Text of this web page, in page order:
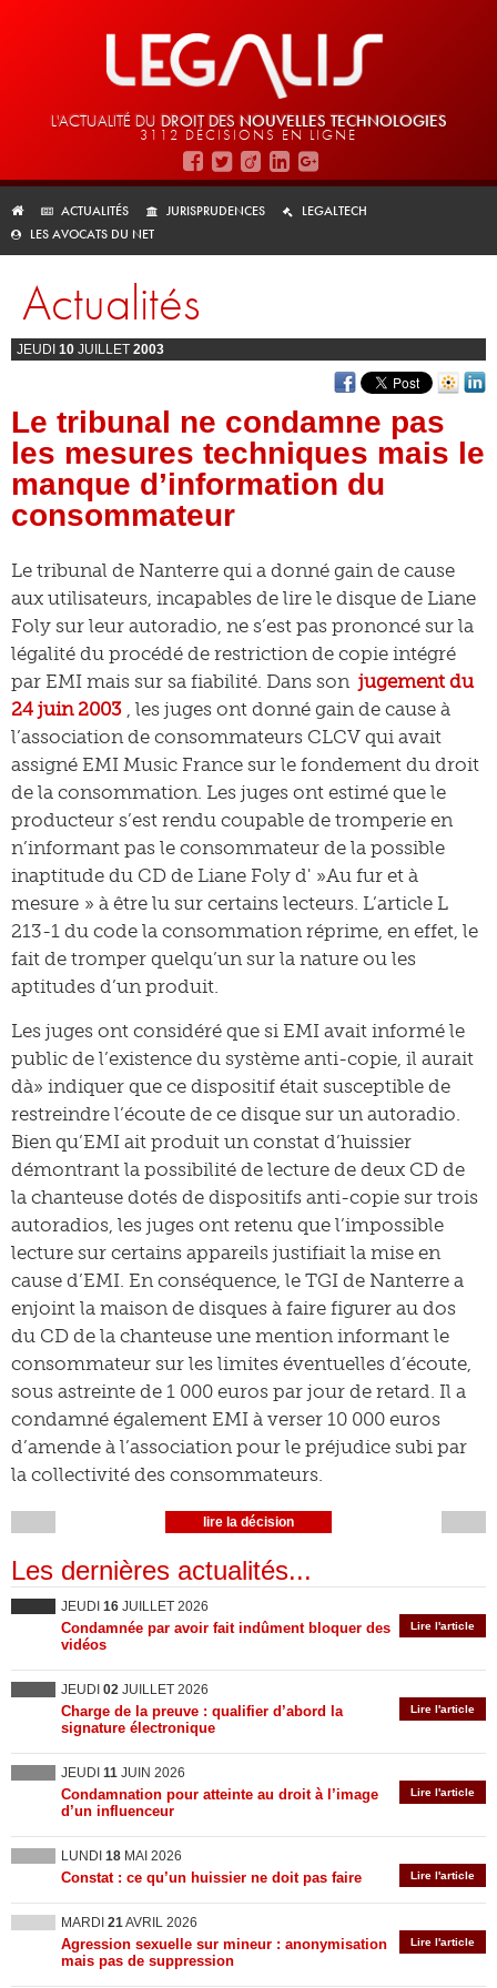
L'ACTUALITÉ DU DROIT DES NOUVELLES TECHNOLOGIES
3112 DÉCISIONS EN LIGNE
ACTUALITÉS JURISPRUDENCES
LEGALTECH
LES AVOCATS DU NET
Actualités
JEUDI 10 JUILLET 2003
Le tribunal ne condamne pas
les mesures techniques mais le
manque d’information du
consommateur
Le tribunal de Nanterre qui a donné gain de cause
aux utilisateurs, incapables de lire le disque de Liane
Foly sur leur autoradio, ne s’est pas prononcé sur la
légalité du procédé de restriction de copie intégré
par EMI mais sur sa fiabilité. Dans son jugement du
24 juin 2003 , les juges ont donné gain de cause à
l’association de consommateurs CLCV qui avait
assigné EMI Music France sur le fondement du droit
de la consommation. Les juges ont estimé que le
producteur s’est rendu coupable de tromperie en
n’informant pas le consommateur de la possible
inaptitude du CD de Liane Foly d' »Au fur et à
mesure » à être lu sur certains lecteurs. L’article L
213-1 du code la consommation réprime, en effet, le
fait de tromper quelqu’un sur la nature ou les
aptitudes d’un produit.
Les juges ont considéré que si EMI avait informé le
public de l’existence du système anti-copie, il aurait
dà» indiquer que ce dispositif était susceptible de
restreindre l’écoute de ce disque sur un autoradio.
Bien qu’EMI ait produit un constat d’huissier
démontrant la possibilité de lecture de deux CD de
la chanteuse dotés de dispositifs anti-copie sur trois
autoradios, les juges ont retenu que l’impossible
lecture sur certains appareils justifiait la mise en
cause d’EMI. En conséquence, le TGI de Nanterre a
enjoint la maison de disques à faire figurer au dos
du CD de la chanteuse une mention informant le
consommateur sur les limites éventuelles d’écoute,
sous astreinte de 1 000 euros par jour de retard. Il a
condamné également EMI à verser 10 000 euros
d’amende à l’association pour le préjudice subi par
la collectivité des consommateurs.
lire la décision
Les dernières actualités...
JEUDI 16 JUILLET 2026
Lire l'article
Condamnée par avoir fait indûment bloquer des
vidéos
JEUDI 02 JUILLET 2026
Lire l'article
Charge de la preuve : qualifier d’abord la
signature électronique
JEUDI 11 JUIN 2026
Lire l'article
Condamnation pour atteinte au droit à l’image
d’un influenceur
LUNDI 18 MAI 2026
Lire l'article
Constat : ce qu’un huissier ne doit pas faire
MARDI 21AVRIL 2026
Lire l'article
Agression sexuelle sur mineur : anonymisation
mais pas de suppression